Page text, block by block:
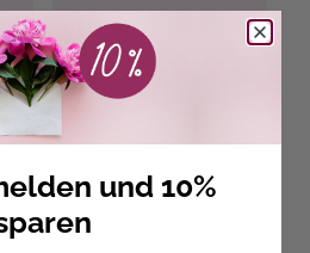
Ab dem 09.10.26
versandbereit
19,99 €
und 10%